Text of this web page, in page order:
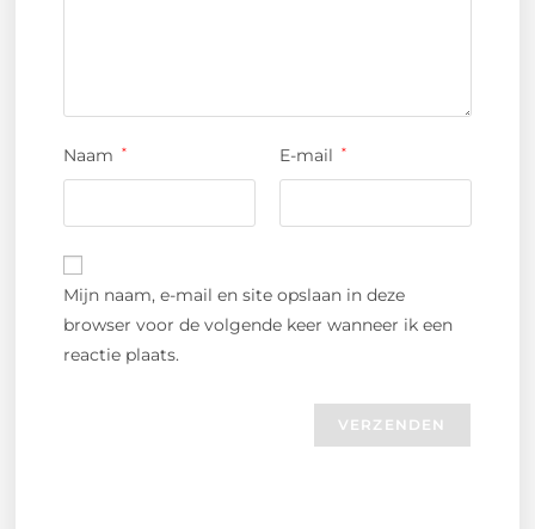
Naam * E-mail *
Mijn naam, e-mail en site opslaan in deze
browser voor de volgende keer wanneer ik een
reactie plaats.